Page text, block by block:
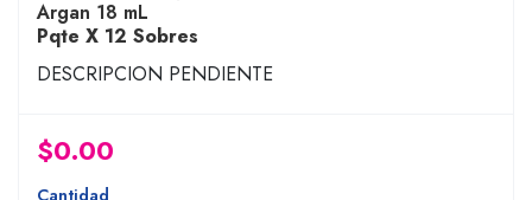
Argan 18 mL
Pqte X 12 Sobres
DESCRIPCION PENDIENTE
$0.00
Cantidad